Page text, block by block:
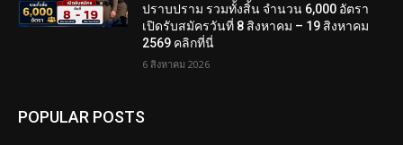
ปราบปราม รวมทั้งสิ้น จำนวน 6,000 อัตรา
เปิดรับสมัครวันที่ 8 สิงหาคม – 19 สิงหาคม
2569 คลิกที่นี่
6 สิงหาคม 2026
POPULAR POSTS